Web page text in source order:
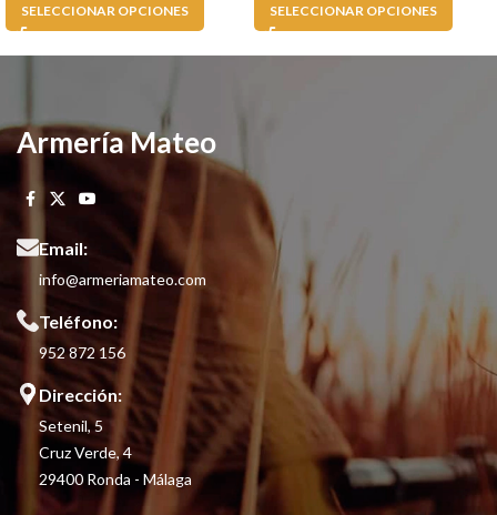
SELECCIONAR OPCIONES SELECCIONAR OPCIONES
Armería Mateo
Email:
info@armeriamateo.com
Teléfono:
952 872 156
Dirección:
Setenil, 5
Cruz Verde, 4
29400 Ronda - Málaga